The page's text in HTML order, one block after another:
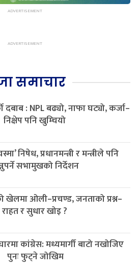
समाचार
दबाब : NPL बढ्यो, नाफा घट्यो, कर्जा–
निक्षेप पनि खुम्चियो
निषेध, प्रधानमन्त्री र मन्त्रीले पनि
सभामुखको निर्देशन
खेलमा ओली–प्रचण्ड, जनताको प्रश्न–
राहत र सुधार खोइ ?
कांग्रेस: मध्यमार्गी बाटो नखोजिए
पुनः फुट्ने जोखिम